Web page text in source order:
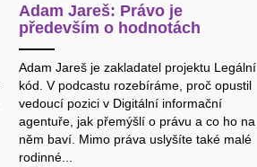
Adam Jareš: Právo je
především o hodnotách
Adam Jareš je zakladatel projektu Legální
kód. V podcastu rozebíráme, proč opustil
vedoucí pozici v Digitální informační
agentuře, jak přemýšlí o právu a co ho na
něm baví. Mimo práva uslyšíte také malé
rodinné...